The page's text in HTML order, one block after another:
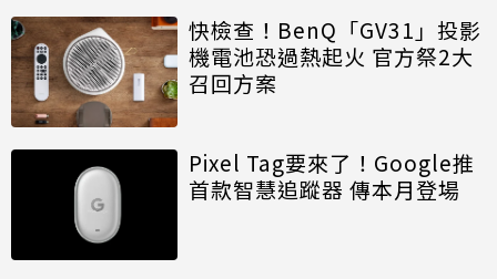
快檢查！BenQ「GV31」投影
機電池恐過熱起火 官方祭2大
召回方案
Pixel Tag要來了！Google推
首款智慧追蹤器 傳本月登場